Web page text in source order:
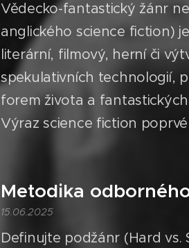
Vědecko-fantastický žánr
anglického science fiction)
literární, filmový, herní či
spekulativních technologií,
forem života a
Výraz science fiction poprvé
Metodika
15.06.2025
Definujte podžánr (Hard vs.